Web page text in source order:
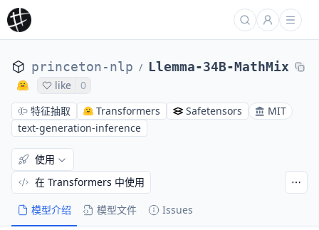
princeton-nlp / Llemma-34B-MathMix
like
0
特征抽取
Transformers Safetensors
MIT
text-generation-inference
模型介绍 模型文件 Issues
使用
在 Transformers 中使用